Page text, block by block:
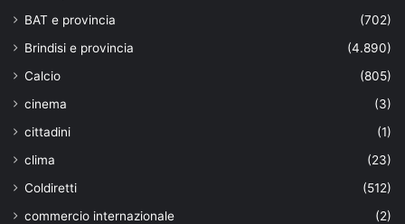
BAT e provincia
(702)
Brindisi e provincia
(4.890)
Calcio
(805)
cinema
(3)
cittadini
(1)
clima
(23)
Coldiretti
(512)
commercio internazionale
(2)